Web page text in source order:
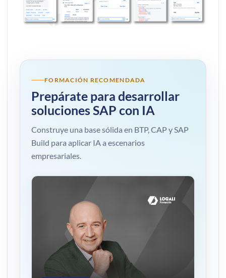
FORMACIÓN RECOMENDADA
Prepárate para desarrollar
soluciones SAP con IA
Construye una base sólida en BTP, CAP y SAP
Build para aplicar IA a escenarios
empresariales.